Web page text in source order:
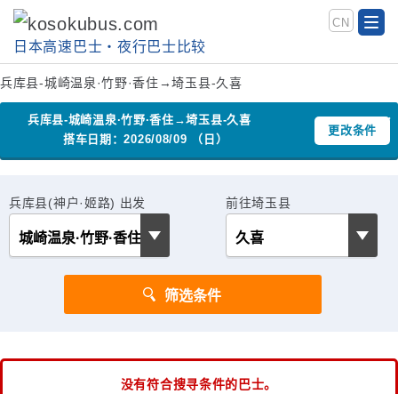
日本高速巴士‧夜行巴士比较
CN
兵库县-城崎温泉·竹野·香住→埼玉县-久喜
兵库县-城崎温泉·竹野·香住→埼玉县-久喜
搭车日期：2026/08/09 （日）
更改条件
兵库县(神户·姬路) 出发 前往埼玉县
没有符合搜寻条件的巴士。